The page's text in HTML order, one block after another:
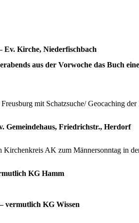
Ev. Kirche, Niederfischbach
aus der Vorwoche das Buch
mit Schatzsuche/ Geocaching
Gemeindehaus, Friedrichstr., Herdorf
AK zum Männersonntag in
KG Hamm
vermutlich KG Wissen